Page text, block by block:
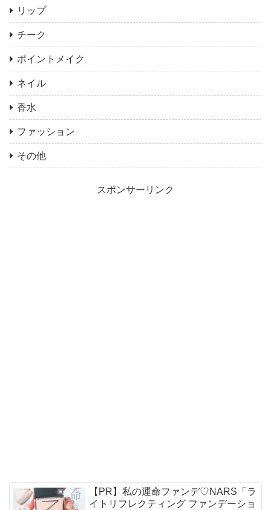
リップ
チーク
ポイントメイク
ネイル
香水
ファッション
その他
スポンサーリンク
【PR】私の運命ファンデ♡NARS「ラ
イトリフレクティング ファンデーショ